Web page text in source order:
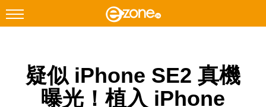
Facebook Instagram
疑似 iPhone SE2 真機
曝光！植入 iPhone